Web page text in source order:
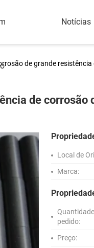
Notícias
de grande
de corrosão
Local de
Marca:
pedido:
Preço: